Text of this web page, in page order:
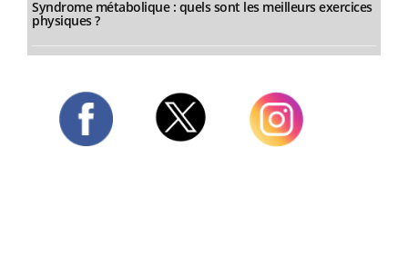
Syndrome métabolique : quels sont les meilleurs exercices
physiques ?